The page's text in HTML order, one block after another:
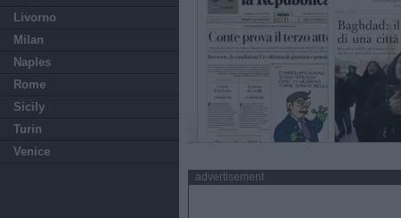
Livorno
Milan
Naples
Rome
Sicily
Turin
Venice
advertisement